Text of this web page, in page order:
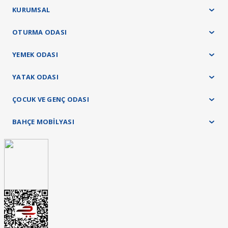
KURUMSAL
OTURMA ODASI
YEMEK ODASI
YATAK ODASI
ÇOCUK VE GENÇ ODASI
BAHÇE MOBİLYASI